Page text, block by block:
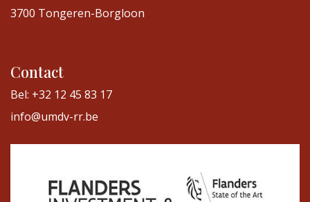
3700 Tongeren-Borgloon
Contact
Bel: +32 12 45 83 17
info@umdv-rr.be